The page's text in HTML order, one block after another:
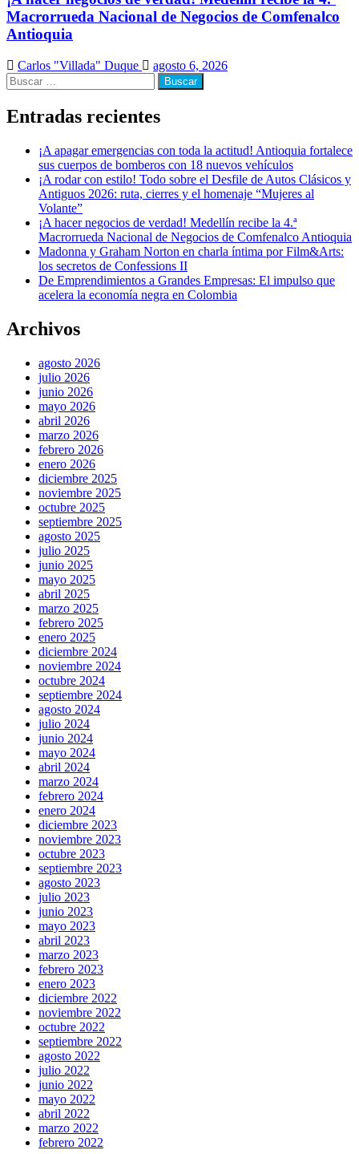
Macrorrueda Nacional de Negocios de Comfenalco
Antioquia
Carlos "Villada" Duque
agosto 6, 2026
Buscar:
Entradas recientes
¡A apagar emergencias con toda la actitud! Antioquia fortalece
sus cuerpos de bomberos con 18 nuevos vehículos
¡A rodar con estilo! Todo sobre el Desfile de Autos Clásicos y
Antiguos 2026: ruta, cierres y el homenaje “Mujeres al
Volante”
¡A hacer negocios de verdad! Medellín recibe la 4.ª
Macrorrueda Nacional de Negocios de Comfenalco Antioquia
Madonna y Graham Norton en charla íntima por Film&Arts:
los secretos de Confessions II
De Emprendimientos a Grandes Empresas: El impulso que
acelera la economía negra en Colombia
Archivos
agosto 2026
julio 2026
junio 2026
mayo 2026
abril 2026
marzo 2026
febrero 2026
enero 2026
diciembre 2025
noviembre 2025
octubre 2025
septiembre 2025
agosto 2025
julio 2025
junio 2025
mayo 2025
abril 2025
marzo 2025
febrero 2025
enero 2025
diciembre 2024
noviembre 2024
octubre 2024
septiembre 2024
agosto 2024
julio 2024
junio 2024
mayo 2024
abril 2024
marzo 2024
febrero 2024
enero 2024
diciembre 2023
noviembre 2023
octubre 2023
septiembre 2023
agosto 2023
julio 2023
junio 2023
mayo 2023
abril 2023
marzo 2023
febrero 2023
enero 2023
diciembre 2022
noviembre 2022
octubre 2022
septiembre 2022
agosto 2022
julio 2022
junio 2022
mayo 2022
abril 2022
marzo 2022
febrero 2022